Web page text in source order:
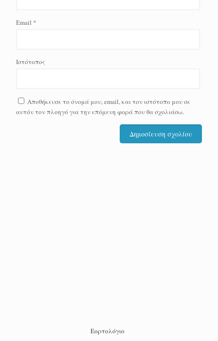
Email *
Ιστότοπος
Αποθήκευσε το όνομά μου, email, και τον ιστότοπο μου σε
αυτόν τον πλοηγό για την επόμενη φορά που θα σχολιάσω.
Εορτολόγιο